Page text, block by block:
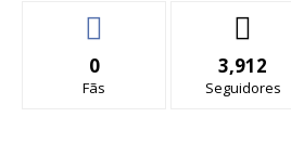
0
Fãs
3,912
Seguidores